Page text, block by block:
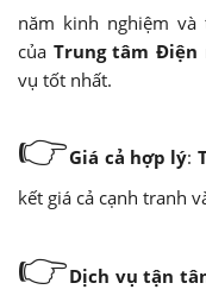
năm kinh nghiệm
của Trung tâm Điện
vụ tốt nhất.
👉Giá cả hợp lý:
kết giá cả cạnh tranh
👉Dịch vụ tận